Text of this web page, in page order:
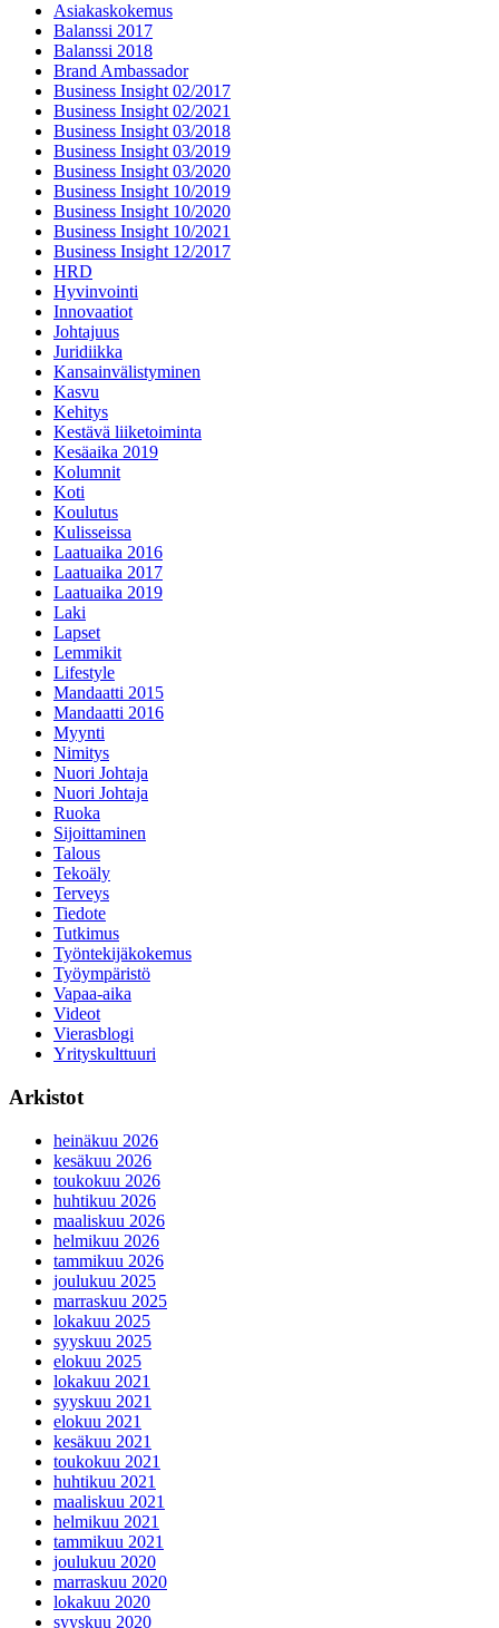
Asiakaskokemus
Balanssi 2017
Balanssi 2018
Brand Ambassador
Business Insight 02/2017
Business Insight 02/2021
Business Insight 03/2018
Business Insight 03/2019
Business Insight 03/2020
Business Insight 10/2019
Business Insight 10/2020
Business Insight 10/2021
Business Insight 12/2017
HRD
Hyvinvointi
Innovaatiot
Johtajuus
Juridiikka
Kansainvälistyminen
Kasvu
Kehitys
Kestävä liiketoiminta
Kesäaika 2019
Kolumnit
Koti
Koulutus
Kulisseissa
Laatuaika 2016
Laatuaika 2017
Laatuaika 2019
Laki
Lapset
Lemmikit
Lifestyle
Mandaatti 2015
Mandaatti 2016
Myynti
Nimitys
Nuori Johtaja
Nuori Johtaja
Ruoka
Sijoittaminen
Talous
Tekoäly
Terveys
Tiedote
Tutkimus
Työntekijäkokemus
Työympäristö
Vapaa-aika
Videot
Vierasblogi
Yrityskulttuuri
Arkistot
heinäkuu 2026
kesäkuu 2026
toukokuu 2026
huhtikuu 2026
maaliskuu 2026
helmikuu 2026
tammikuu 2026
joulukuu 2025
marraskuu 2025
lokakuu 2025
syyskuu 2025
elokuu 2025
lokakuu 2021
syyskuu 2021
elokuu 2021
kesäkuu 2021
toukokuu 2021
huhtikuu 2021
maaliskuu 2021
helmikuu 2021
tammikuu 2021
joulukuu 2020
marraskuu 2020
lokakuu 2020
syyskuu 2020